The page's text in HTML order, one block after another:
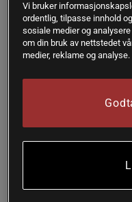
12 x Protein Bar 50 g
en proteinbar med høyt
kombinasjon av kremet
bar inneholder 12 gram
til et smart valg for deg
intensiv trening. Her får
kunstige
konserveringsmidler.
Med en balansert
Vi bruker
ordentlig, tilpasse innhold
sosiale medier og
om din bruk av nettstedet
medier, reklame og analyse.